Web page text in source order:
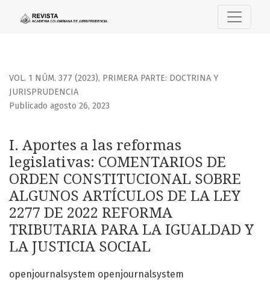
VOL. 1 NÚM. 377 (2023), PRIMERA PARTE: DOCTRINA Y
JURISPRUDENCIA
I. Aportes a las reformas
legislativas: COMENTARIOS DE
ORDEN CONSTITUCIONAL SOBRE
ALGUNOS ARTÍCULOS DE LA LEY
2277 DE 2022 REFORMA
TRIBUTARIA PARA LA IGUALDAD Y
LA JUSTICIA SOCIAL
Publicado agosto 26, 2023
openjournalsystem openjournalsystem